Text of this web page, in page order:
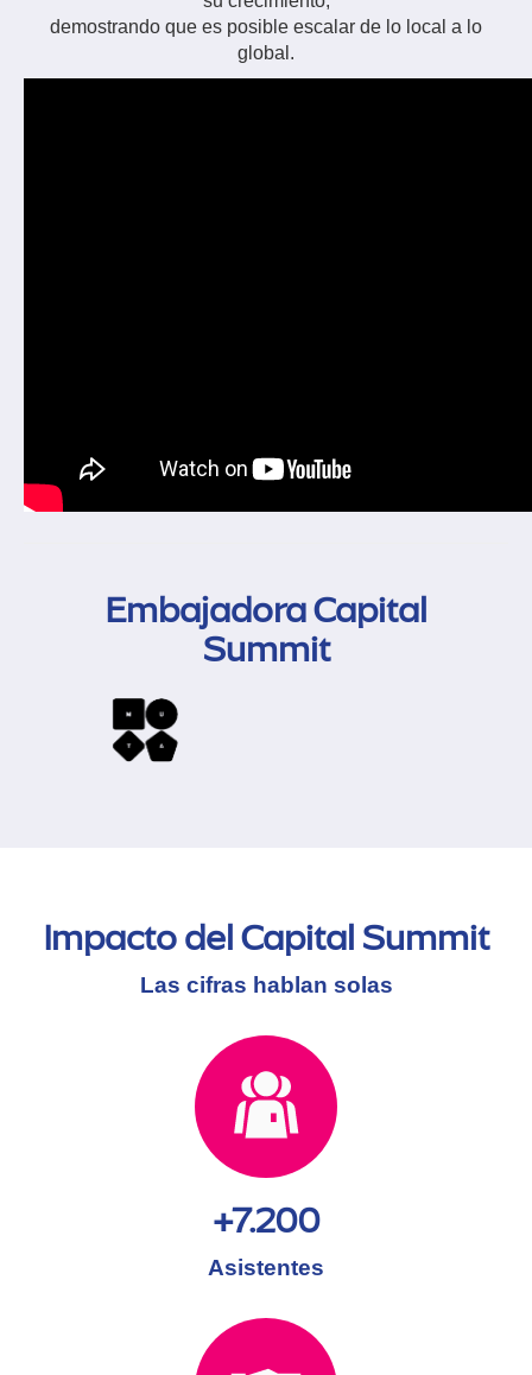
demostrando que es posible escalar de lo local a lo
global.
Embajadora Capital
Summit
Impacto del Capital Summit
Las cifras hablan solas
+7.200
Asistentes